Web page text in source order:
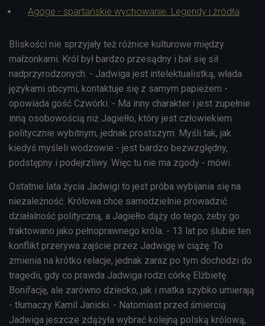
Agoge - spartańskie wychowanie. Legendy i źródła
Bliskości nie sprzyjały też różnice kulturowe między
małżonkami. Król był bardzo przesądny i bał się sił
nadprzyrodzonych. - Jadwiga jest intelektualistką, włada
językami obcymi, kontaktuje się z samym papieżem -
opowiada gość Czwórki. - Ma inny charakter i jest zupełnie
inną osobowością niż Jagiełło, który jest człowiekiem
politycznie wybitnym, jednak prostszym. Myśli tak, jak
kiedyś myśleli wodzowie - jest bardzo bezwzględny,
podstępny i podejrzliwy. Więc tu nie ma zgody - mówi.
Ostatnie lata życia Jadwigi to jest próba wybijania się na
niezależność. Królowa chce samodzielnie prowadzić
działalność polityczną, a Jagiełło dąży do tego, żeby go
traktowano jako pełnoprawnego króla. - 13 lat po ślubie ten
konflikt przerywa zajście przez Jadwigę w ciążę. To
zmienia na krótko relacje, jednak zaraz po tym dochodzi do
tragedii, gdy co prawda Jadwiga rodzi córkę Elżbietę
Bonifację, ale zarówno dziecko, jak i matka szybko umierają
- tłumaczy Kamil Janicki. - Natomiast przed śmiercią
Jadwiga jeszcze zdążyła wybrać kolejną polską królową,